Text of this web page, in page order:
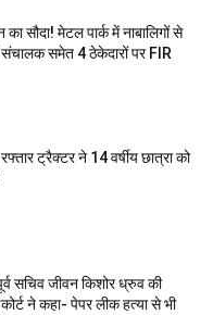
सौदा! मेटल पार्क में नाबालिगों से
समेत 4 ठेकेदारों पर FIR
ट्रैक्टर ने 14 वर्षीय छात्रा को
सचिव जीवन किशोर ध्रुव की
ने कहा- पेपर लीक हत्या से भी